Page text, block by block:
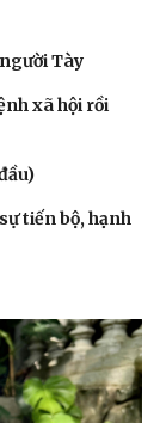
Tày
xã hội rồi
tiến bộ, hạnh